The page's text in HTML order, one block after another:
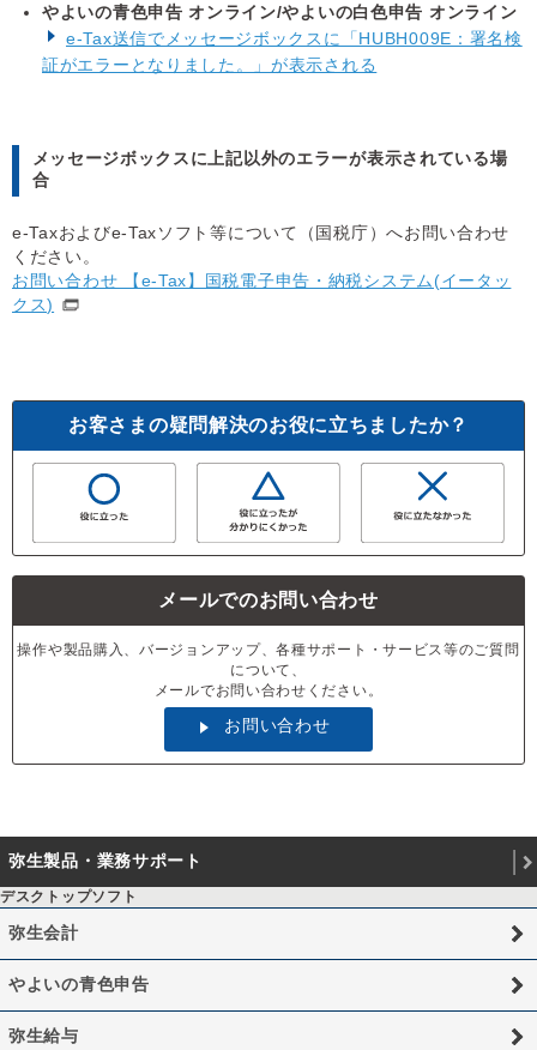
やよいの青色申告 オンライン/やよいの白色申告 オンライン
e-Tax送信でメッセージボックスに「HUBH009E：署名検
証がエラーとなりました。」が表示される
メッセージボックスに上記以外のエラーが表示されている場
合
e-Taxおよびe-Taxソフト等について（国税庁）へお問い合わせ
ください。
お問い合わせ 【e-Tax】国税電子申告・納税システム(イータッ
クス)
お客さまの疑問解決のお役に立ちましたか？
メールでのお問い合わせ
操作や製品購入、バージョンアップ、各種サポート・サービス等のご質問
について、
メールでお問い合わせください。
お問い合わせ
弥生製品・業務サポート
デスクトップソフト
弥生会計
やよいの青色申告
弥生給与